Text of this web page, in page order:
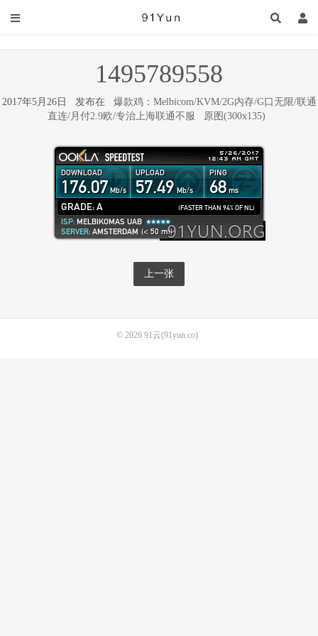
1495789558
2017年5月26日 发布在 爆款鸡：Melbicom/KVM/2G内存/G口无限/联通
直连/月付2.9欧/专治上海联通不服
原图(300x135)
上一张
© 2026 91云(91yun.co)